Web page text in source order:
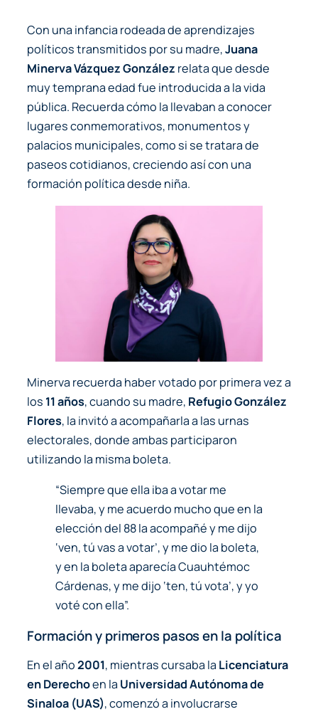
Con una infancia rodeada de aprendizajes
políticos transmitidos por su madre,Juana
Minerva Vázquez González relata que desde
muy temprana edad fue introducida a la vida
pública. Recuerda cómo la llevaban a conocer
lugares conmemorativos, monumentos y
palacios municipales, como si se tratara de
paseos cotidianos, creciendo así con una
formación política desde niña.
Minerva recuerda haber votado por primera vez a
los 11 años, cuando su madre, Refugio González
Flores, la invitó a acompañarla a las urnas
electorales, donde ambas participaron
utilizando la misma boleta.
“Siempre que ella iba a votar me
llevaba, y me acuerdo mucho que en la
elección del 88 la acompañé y me dijo
‘ven, tú vas a votar’, y me dio la boleta,
y en la boleta aparecía Cuauhtémoc
Cárdenas, y me dijo ‘ten, tú vota’, y yo
voté con ella”.
Formación y primeros pasos en la política
En el año2001, mientras cursaba la Licenciatura
en Derechoen la Universidad Autónoma de
Sinaloa (UAS), comenzó a involucrarse